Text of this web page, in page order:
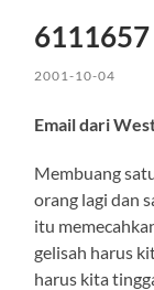
6111657
2001-10-04
Email dari
Membuang
orang lagi dan
itu
gelisah harus
harus kita